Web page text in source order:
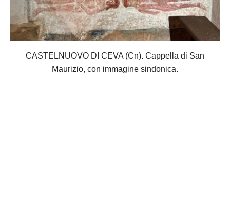
CASTELNUOVO DI CEVA (Cn). Cappella di San
Maurizio, con immagine sindonica.